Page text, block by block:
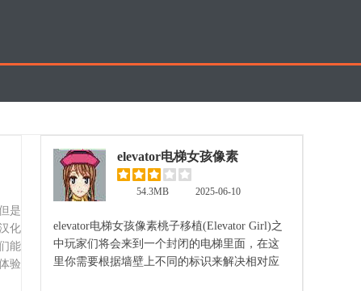
是
化
能
验
elevator电梯女孩像素
桃子移植
54.3MB 2025-06-10
elevator电梯女孩像素桃子移植(Elevator Girl)之
中玩家们将会来到一个封闭的电梯里面，在这
里你需要根据墙壁上不同的标识来解决相对应